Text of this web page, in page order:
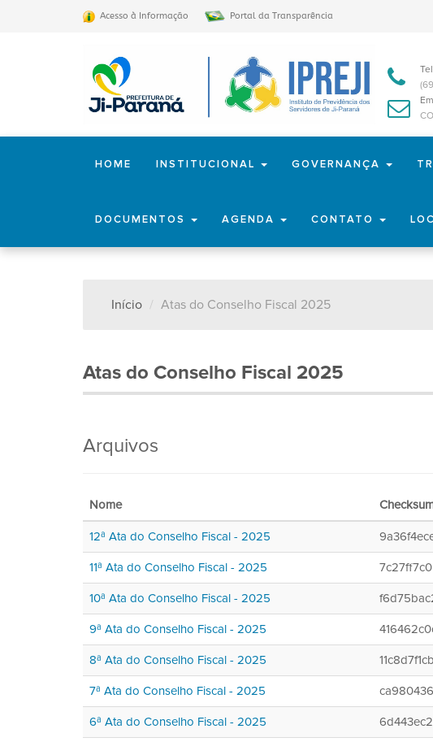
Acesso à Informação Portal da Transparência
HOME INSTITUCIONAL GOVERNANÇA
DOCUMENTOS AGENDA CONTATO
Início Atas do Conselho Fiscal 2025
Atas do Conselho Fiscal 2025
Arquivos
Nome
12ª Ata do Conselho Fiscal - 2025
11ª Ata do Conselho Fiscal - 2025
10ª Ata do Conselho Fiscal - 2025
9ª Ata do Conselho Fiscal - 2025
8ª Ata do Conselho Fiscal - 2025
7ª Ata do Conselho Fiscal - 2025
6ª Ata do Conselho Fiscal - 2025